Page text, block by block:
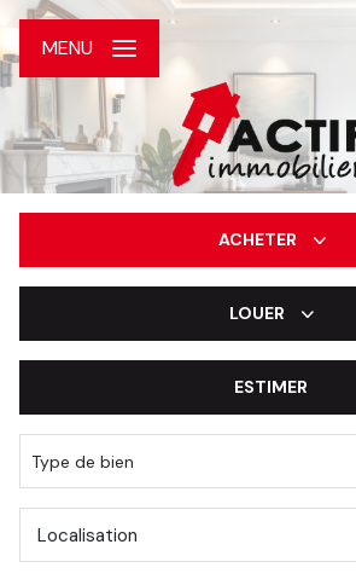
MENU
ACHETER
De l'immo pro
LOUER
De l'immo pro
ESTIMER
Type de bien
Localisation